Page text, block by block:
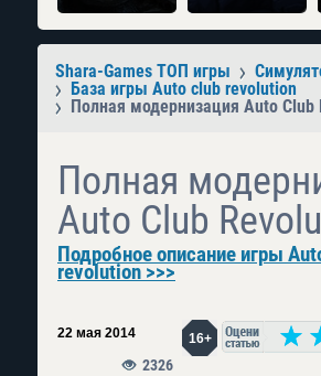
Shara-Games ТОП игры
База игры Auto club revolution
Полная модернизация Auto Club
Полная
Auto Club
Подробное описание игры
revolution >>>
22 мая 2014 16+
2326